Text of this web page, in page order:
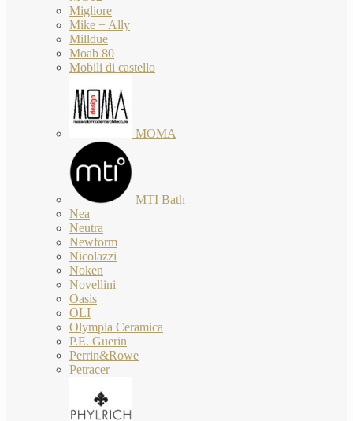
Migliore
Mike + Ally
Milldue
Moab 80
Mobili di castello
MOMA
MTI Bath
Nea
Neutra
Newform
Nicolazzi
Noken
Novellini
Oasis
OLI
Olympia Ceramica
P.E. Guerin
Perrin&Rowe
Petracer